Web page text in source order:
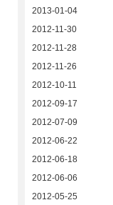
2013-01-04
2012-11-30
2012-11-28
2012-11-26
2012-10-11
2012-09-17
2012-07-09
2012-06-22
2012-06-18
2012-06-06
2012-05-25